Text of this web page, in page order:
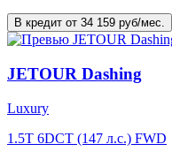
В кредит от 34 159 руб/мес.
JETOUR Dashing
Luxury
1.5T 6DCT (147 л.с.) FWD